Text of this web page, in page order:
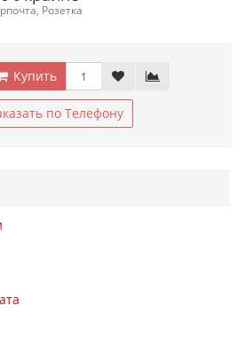
Розетка
Купить
по Телефону